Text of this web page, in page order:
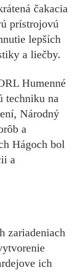
čakacia
prístrojovú
lepších
a liečby.
Humenné
techniku na
Národný
a
Hágoch bol
a
zariadeniach
ich